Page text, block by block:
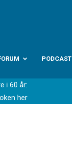
PODCAST
i 60 år:
her